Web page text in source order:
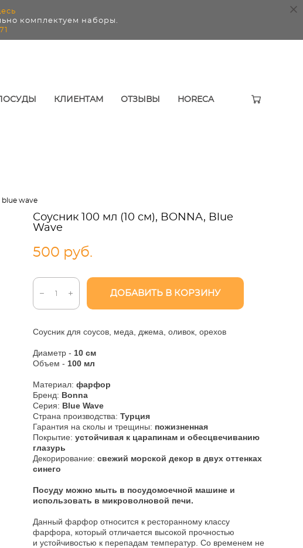
комплектуем наборы.
КЛИЕНТАМ ОТЗЫВЫ
HORECA
blue wave
Соусник 100 мл (10 см), BONNA, Blue
Wave
500 pуб.
ДОБАВИТЬ В КОРЗИНУ
Соусник для соусов, меда, джема, оливок, орехов
Диаметр - 10 см
Объем - 100 мл
Материал:фарфор
Бренд: Bonna
Серия: Blue Wave
Страна производства:Турция
Гарантия на сколы и трещины: пожизненная
Покрытие:устойчивая к царапинам и обесцвечиванию
глазурь
Декорирование:свежий морской декор в двух оттенках
синего
​Посуду можно мыть в посудомоечной машине и
использовать в микроволновой печи.
Данный фарфор относится к ресторанному классу
фарфора, который отличается высокой прочностью
и устойчивостью к перепадам температур. Со временем не